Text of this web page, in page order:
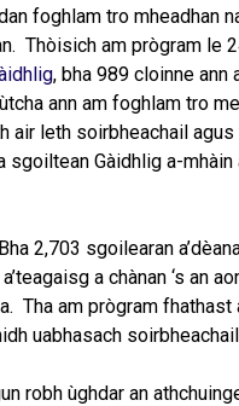
foghlam tro mheadhan
Thòisich am prògram le
, bha 989 cloinne ann
ann am foghlam tro
leth soirbheachail
Gàidhlig a-
2,703 sgoilearan
a chànan ‘s an
Tha am prògram fhathast
uabhasach
robh ùghdar an